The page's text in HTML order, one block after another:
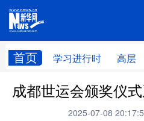
首页 学习进行时 高层
网站
学习进行时 高层
财经
成都世运会颁奖仪
2025-07-08